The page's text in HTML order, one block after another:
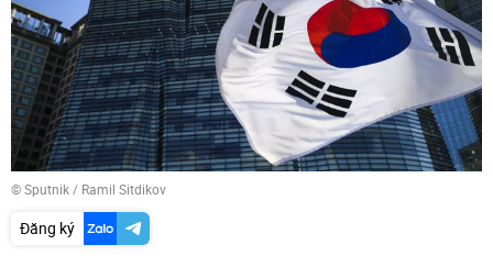
© Sputnik / Ramil Sitdikov
Đăng ký